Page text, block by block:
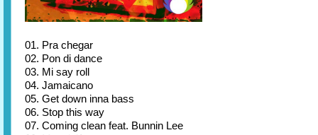
01. Pra chegar
02. Pon di dance
03. Mi say roll
04. Jamaicano
05. Get down inna bass
06. Stop this way
07. Coming clean feat. Bunnin Lee